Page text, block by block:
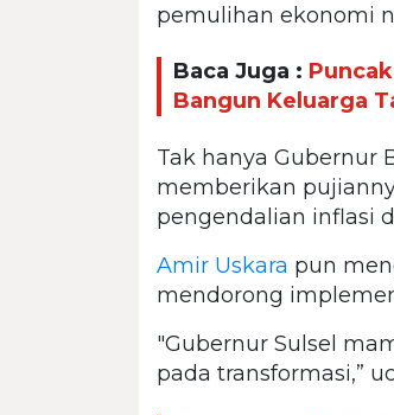
pemulihan ekonomi
Baca Juga :
Bangun Keluarga
Tak hanya Gubernur
memberikan
pengendalian inflasi
Amir Uskara pun
mendorong
"Gubernur Sulsel
pada transformasi,”